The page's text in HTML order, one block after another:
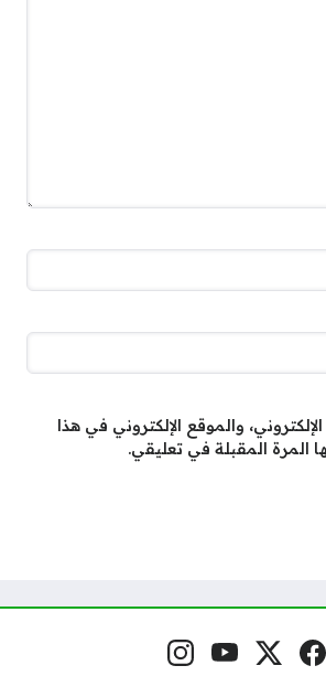
والموقع الإلكتروني في هذا
المرة المقبلة في تعليقي.
مواقع التواصل فيسبوكمنصة إكس
يوتيوبإنستغرام